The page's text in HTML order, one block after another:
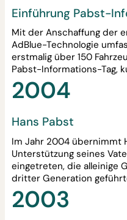
Einführung Pabst-
Mit der Anschaffung der
AdBlue-Technologie
erstmalig über 150
Pabst-Informations-Tag,
2004
Hans Pabst
Im Jahr 2004 übernimmt
Unterstützung seines
eingetreten, die alleinige
dritter Generation
2003